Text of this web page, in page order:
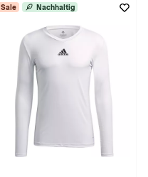
Sale Nachhaltig